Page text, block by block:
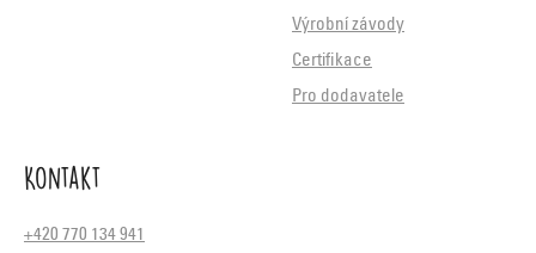
Výrobní závody
Certifikace
Pro dodavatele
Kontakt
+420 770 134 941